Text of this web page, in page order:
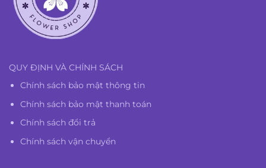
QUY ĐỊNH VÀ CHÍNH SÁCH
Chính sách bảo mật thông tin
Chính sách bảo mật thanh toán
Chính sách đổi trả
Chính sách vận chuyển